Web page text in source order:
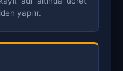
yapılır.